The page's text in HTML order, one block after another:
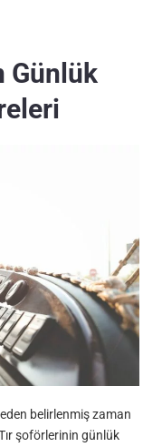
Günlük
belirlenmiş zaman
şoförlerinin günlük